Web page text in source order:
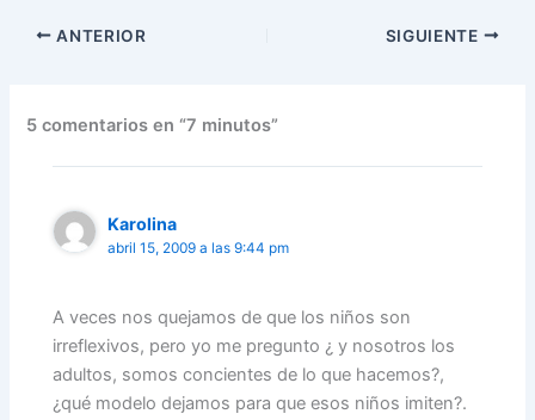
ANTERIOR SIGUIENTE
5 comentarios en “7 minutos”
Karolina
abril 15, 2009 a las 9:44 pm
A veces nos quejamos de que los niños son
irreflexivos, pero yo me pregunto ¿ y nosotros los
adultos, somos concientes de lo que hacemos?,
¿qué modelo dejamos para que esos niños imiten?.